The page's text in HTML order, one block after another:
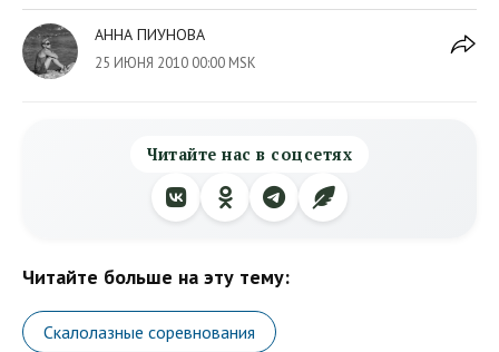
АННА ПИУНОВА
25 ИЮНЯ 2010 00:00 MSK
Читайте нас в соцсетях
Читайте больше на эту тему:
Скалолазные соревнования